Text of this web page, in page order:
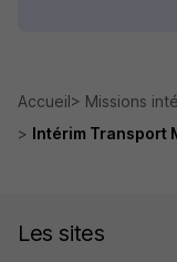
Accueil Missions
Intérim Transport
Les sites